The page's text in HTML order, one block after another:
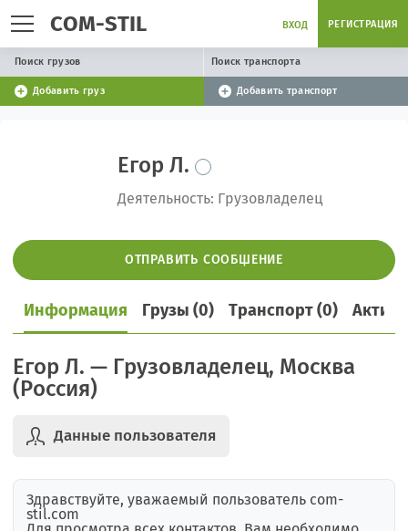
COM-STIL ВХОД РЕГИСТРАЦИЯ
Поиск грузов Поиск транспорта
Добавить груз Добавить транспорт
Егор Л.
Деятельность: Грузовладелец
ОТПРАВИТЬ СООБЩЕНИЕ
Информация Грузы (0) Транспорт (0)
Егор Л. — Грузовладелец, Москва
(Россия)
Данные пользователя
Здравствуйте, уважаемый пользователь com-
stil.com